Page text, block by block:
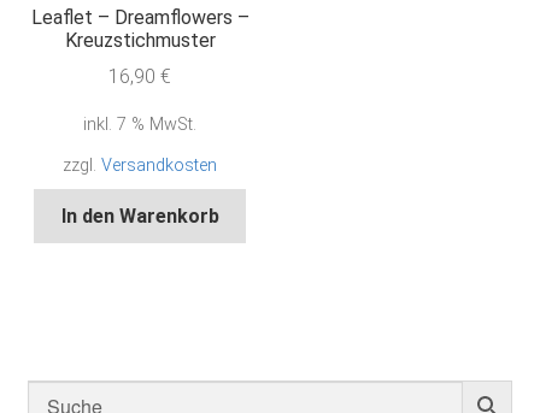
Leaflet – Dreamflowers –
Kreuzstichmuster
16,90€
inkl. 7 % MwSt.
zzgl.Versandkosten
In den Warenkorb